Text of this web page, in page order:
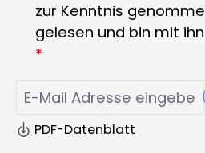
zur Kenntnis
gelesen und bin mit
*
PDF-Datenblatt